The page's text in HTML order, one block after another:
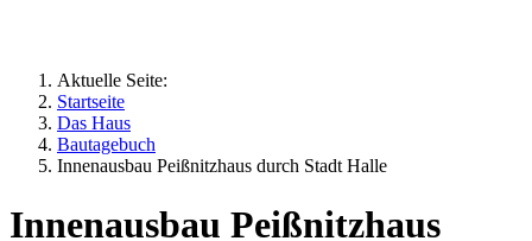
Aktuelle Seite:
Startseite
Das Haus
Bautagebuch
Innenausbau Peißnitzhaus durch Stadt Halle
Innenausbau Peißnitzhaus